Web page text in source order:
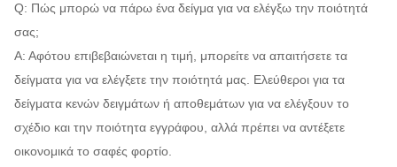
Q: Πώς μπορώ να πάρω ένα δείγμα για να ελέγξω την ποιότητά
σας;
Α: Αφότου επιβεβαιώνεται η τιμή, μπορείτε να απαιτήσετε τα
δείγματα για να ελέγξετε την ποιότητά μας. Ελεύθεροι για τα
δείγματα κενών δειγμάτων ή αποθεμάτων για να ελέγξουν το
σχέδιο και την ποιότητα εγγράφου, αλλά πρέπει να αντέξετε
οικονομικά το σαφές φορτίο.